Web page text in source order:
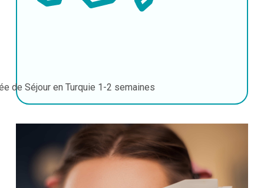
de Séjour en Turquie 1-2 semaines